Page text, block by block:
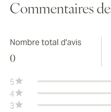
Commentaires
Nombre total d'avis
0
5
4
3